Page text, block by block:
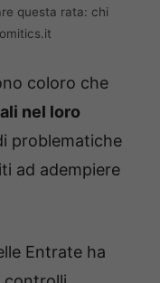
questa rata: chi
coloro che
nel loro
problematiche
ad adempiere
Entrate ha